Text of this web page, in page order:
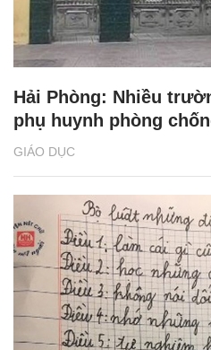
GIÁO DỤC
Hải Phòng: Nhiều
phụ huynh phòng